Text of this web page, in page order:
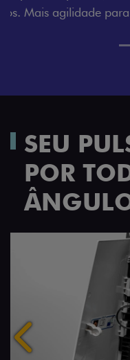
Previous
Next
Próximo
SEU
POR
Anterior